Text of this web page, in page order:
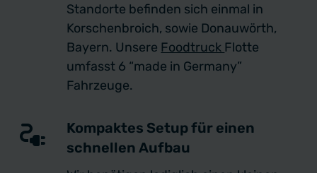
Standorte befinden sich einmal in
Korschenbroich, sowie Donauwörth,
Bayern. Unsere Foodtruck Flotte
umfasst 6 “made in Germany”
Fahrzeuge.
Kompaktes Setup für einen
schnellen Aufbau